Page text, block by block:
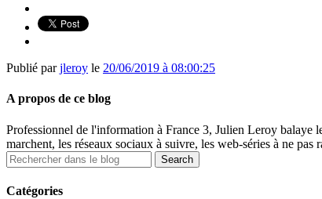
Publié parjleroy le 20/06/2019 à 08:00:25
A propos de ce blog
Professionnel de l'information à France 3, Julien Leroy balaye
marchent, les réseaux sociaux à suivre, les web-séries à ne
Catégories